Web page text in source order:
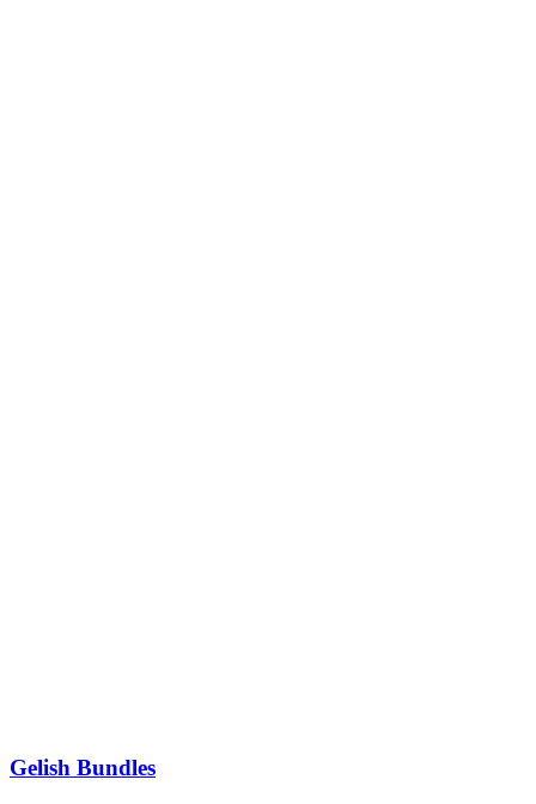
Gelish Bundles